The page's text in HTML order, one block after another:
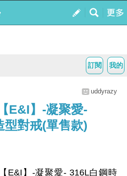
我的
訂閱
uddyrazy
E&I】-凝聚愛-
對戒(單售款)
E&I】-凝聚愛- 316L白鋼時